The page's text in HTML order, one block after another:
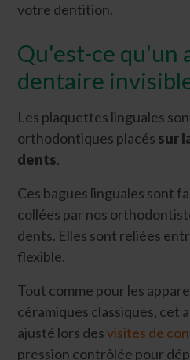
votre dentition.
Qu'est-ce qu'un
dentaire
Les plaquettes linguales
orthodontiques placés sur
dents.
Ces bagues linguales sont
collées par nos
dents. Elles sont reliées
flexible.
Tout comme pour les
céramiques classiques, cet
ajusté lors desvisites de
pression contrôlée pour